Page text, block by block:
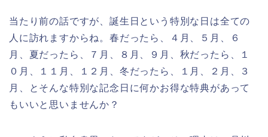
当たり前の話ですが、誕生日という特別な日は全ての
人に訪れますからね。春だったら、４月、５月、６
月、夏だったら、７月、８月、９月、秋だったら、１
０月、１１月、１２月、冬だったら、１月、２月、３
月、とそんな特別な記念日に何かお得な特典があって
もいいと思いませんか？